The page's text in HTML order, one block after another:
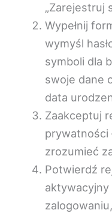
„Zarejestruj
Wypełnij
wymyśl
symboli dla
swoje dane
data
Zaakceptuj
prywatności
zrozumieć
Potwierdź
aktywacyjny